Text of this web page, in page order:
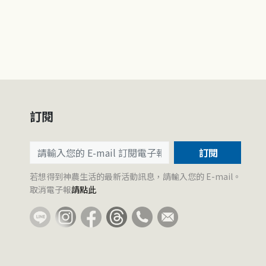
訂閱
訂閱
若想得到神農生活的最新活動訊息，請輸入您的 E-mail。
取消電子報請點此